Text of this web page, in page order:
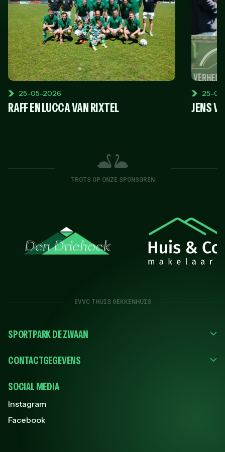
RAFF EN LUCCA VAN RIXTEL
25-05-2026
JENS
25-
TROTS OP ONZE SPONSOREN
EVVC THUIS GEKKENHUIS
SPORTPARK DE ZWAAN
CONTACTGEGEVENS
SOCIAL MEDIA
Instagram
Facebook